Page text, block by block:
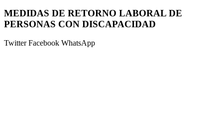
MEDIDAS DE RETORNO LABORAL DE
PERSONAS CON DISCAPACIDAD
TwitterFacebook WhatsApp